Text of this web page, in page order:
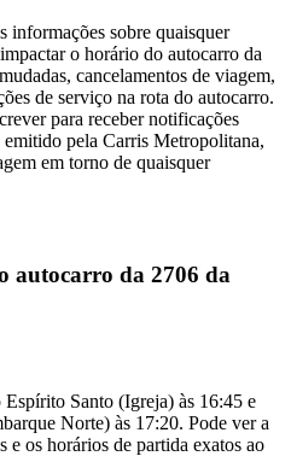
informações sobre quaisquer
o horário do autocarro da
cancelamentos de viagem,
de serviço na rota do autocarro.
para receber notificações
pela Carris Metropolitana,
em torno de quaisquer
autocarro da 2706 da
Santo (Igreja) às 16:45 e
Norte) às 17:20. Pode ver a
e os horários de partida exatos ao